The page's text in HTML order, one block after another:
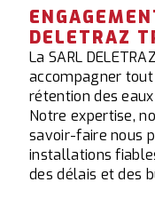
DELETRAZ
La SARL
accompagner
rétention des
Notre expertise,
savoir-faire nous
installations
des délais et des